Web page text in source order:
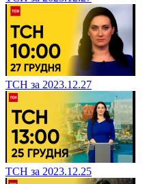
ТСН за 2023.12.27
ТСН за 2023.12.25